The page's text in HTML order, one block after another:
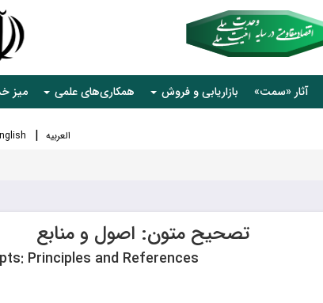
آثار «سمت» بازاریابی و فروش همکاری‌های علمی میز
العربیه
تصحیح متون: اصول و منابع
Principles and References